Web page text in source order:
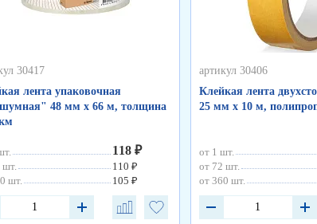
30417
лента упаковочная
48 мм х 66 м, толщина
118 ₽
шт.
110 ₽
шт.
105 ₽
артикул 30406
Клейкая лента
25 мм х 10 м,
от 1 шт.
от 72 шт.
от 360 шт.